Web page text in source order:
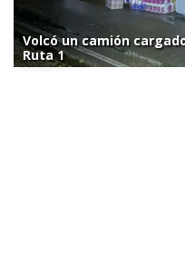
Volcó un camión
Ruta 1